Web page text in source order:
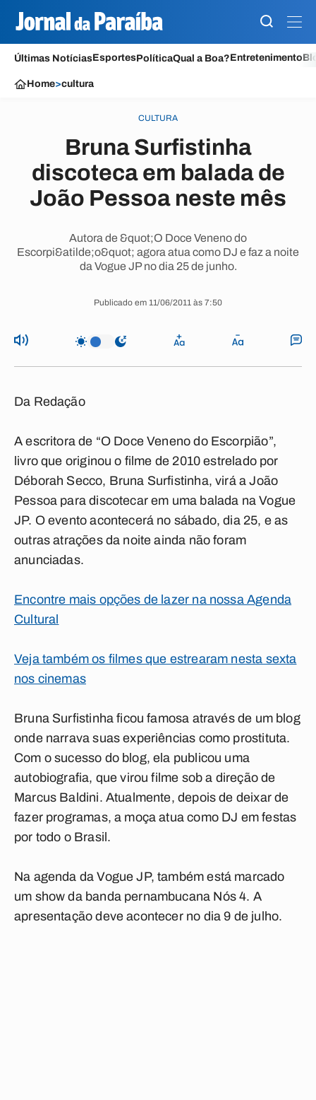
Últimas NotíciasEsportesPolíticaQual a Boa?Entretenimento
Home>cultura
CULTURA
Bruna Surfistinha
discoteca em balada de
João Pessoa neste mês
Autora de &quot;O Doce Veneno do
Escorpi&atilde;o&quot; agora atua como DJ e faz a noite
da Vogue JP no dia 25 de junho.
Publicado em 11/06/2011 às 7:50
Da Redação
A escritora de “O Doce Veneno do Escorpião”,
livro que originou o filme de 2010 estrelado por
Déborah Secco, Bruna Surfistinha, virá a João
Pessoa para discotecar em uma balada na Vogue
JP. O evento acontecerá no sábado, dia 25, e as
outras atrações da noite ainda não foram
anunciadas.
Encontre mais opções de lazer na nossa Agenda
Cultural
Veja também os filmes que estrearam nesta sexta
nos cinemas
Bruna Surfistinha ficou famosa através de um blog
onde narrava suas experiências como prostituta.
Com o sucesso do blog, ela publicou uma
autobiografia, que virou filme sob a direção de
Marcus Baldini. Atualmente, depois de deixar de
fazer programas, a moça atua como DJ em festas
por todo o Brasil.
Na agenda da Vogue JP, também está marcado
um show da banda pernambucana Nós 4. A
apresentação deve acontecer no dia 9 de julho.